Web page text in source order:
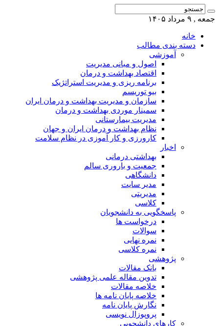
بندی مطالب
اصول و مبانی مدیریت
اقتصاد بهداشت و درمان
برنامه ریزی و مدیریت استراتژیک
بیو توریسم
سازمان و مدیریت بهداشت و درمان ایران
سمینار موردی بهداشت و درمان
مدیریت بیمارستانی
نظام بهداشت و درمان ایران و جهان
کارورزی و کار آموزی در نظام سلامت
بهداشتی درمانی
جمعیت و باروری سالم
دانشگاهی
مدیر سایت
پاسخگویی به دانشجویان
درخواست ها
نمره نهایی
نمره کلاسی
بانک مقالات
تدوین مقاله علمی پژوهشی
خلاصه مقالات
خلاصه پایان نامه ها
نگارش پایان نامه
پروپوزال نویسی
کارهای دانشجویی